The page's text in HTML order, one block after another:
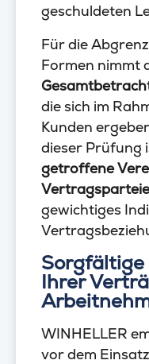
geschuldeten
Für die
Formen nimmt
die sich im
Kunden
dieser Prüfung
getroffene
gewichtiges
Ihrer
WINHELLER
vor dem